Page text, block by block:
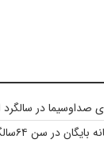
در سالگرد
در سن ۶۴سالگی